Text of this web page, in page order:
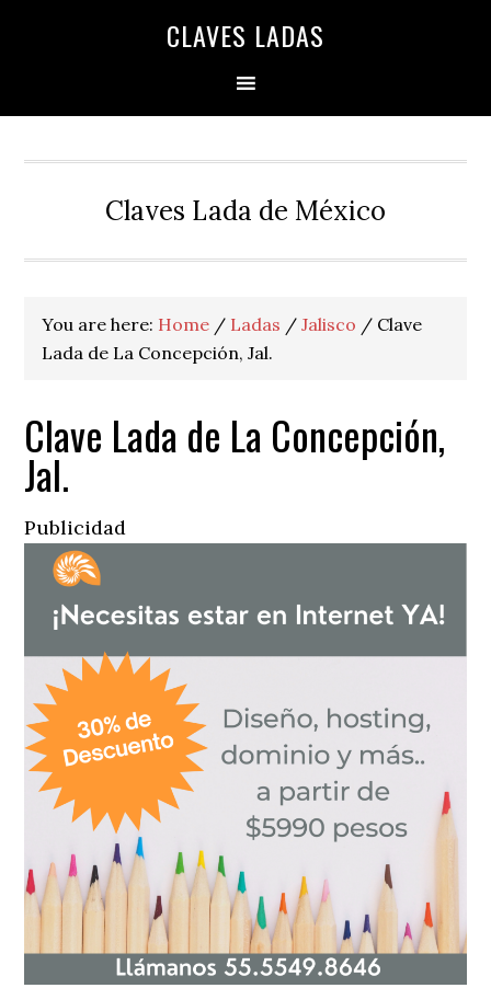
CLAVES LADAS
Claves Lada de México
You are here: Home / Ladas / Jalisco / Clave
Lada de La Concepción, Jal.
Clave Lada de La Concepción,
Jal.
Publicidad